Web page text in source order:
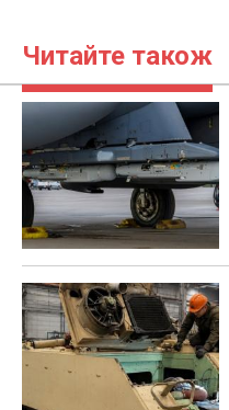
Читайте також